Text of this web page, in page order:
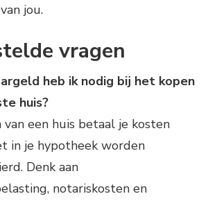
jou.
vragen
heb ik nodig bij het kopen
huis?
een huis betaal je kosten
in je hypotheek worden
Denk aan
notariskosten en